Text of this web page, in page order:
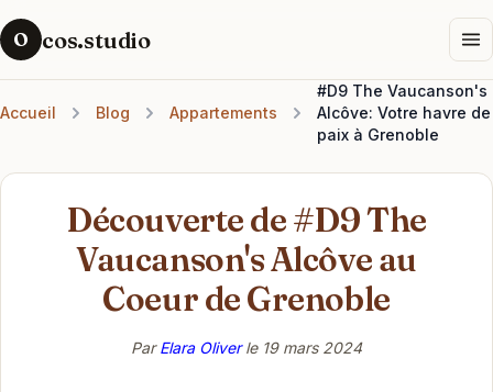
O cos.studio
Accueil Blog Appartements
#D9 The Vaucanson's
Alcôve: Votre havre de
paix à Grenoble
Découverte de #D9 The
Vaucanson's Alcôve au
Coeur de Grenoble
ParElara Oliverle 19 mars 2024